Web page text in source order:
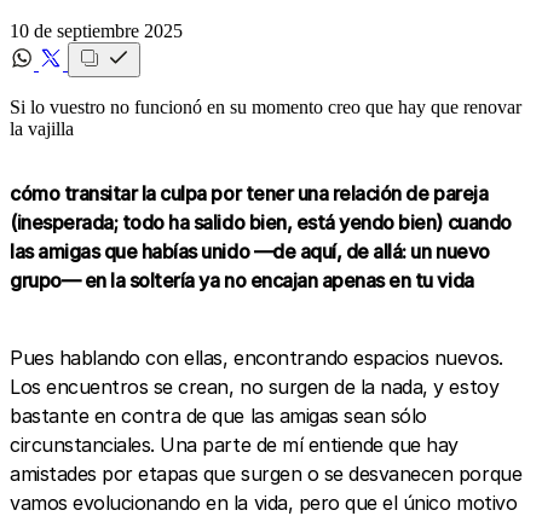
10 de septiembre 2025
Si lo vuestro no funcionó en su momento creo que hay que renovar
la vajilla
cómo transitar la culpa por tener una relación de pareja
(inesperada; todo ha salido bien, está yendo bien) cuando
las amigas que habías unido —de aquí, de allá: un nuevo
grupo— en la soltería ya no encajan apenas en tu vida
Pues hablando con ellas, encontrando espacios nuevos.
Los encuentros se crean, no surgen de la nada, y estoy
bastante en contra de que las amigas sean sólo
circunstanciales. Una parte de mí entiende que hay
amistades por etapas que surgen o se desvanecen porque
vamos evolucionando en la vida, pero que el único motivo